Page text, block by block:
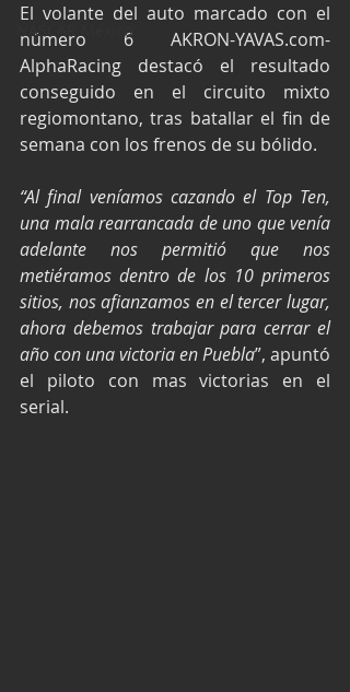
NASCAR México
El volante del auto marcado con el
número 6 AKRON-YAVAS.com-
AlphaRacing destacó el resultado
conseguido en el circuito mixto
regiomontano, tras batallar el fin de
semana con los frenos de su bólido.
“Al final veníamos cazando el Top Ten,
una mala rearrancada de uno que venía
adelante nos permitió que nos
metiéramos dentro de los 10 primeros
sitios, nos afianzamos en el tercer lugar,
ahora debemos trabajar para cerrar el
año con una victoria en Puebla”, apuntó
el piloto con mas victorias en el
serial.